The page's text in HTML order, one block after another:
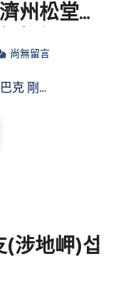
州松堂公
店
尚無留言
克 剛…
涉地岬)섭